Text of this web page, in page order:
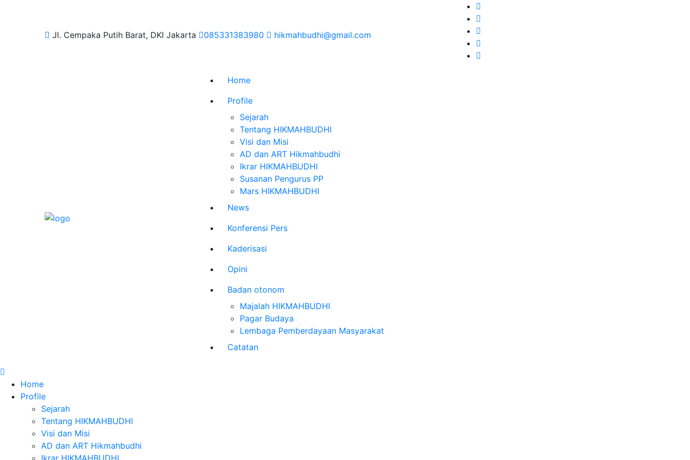
Jl. Cempaka Putih Barat, DKI Jakarta 085331383980 hikmahbudhi@gmail.com
Home
Profile
Sejarah
Tentang HIKMAHBUDHI
Visi dan Misi
AD dan ART Hikmahbudhi
Ikrar HIKMAHBUDHI
Susanan Pengurus PP
Mars HIKMAHBUDHI
News
Konferensi Pers
Kaderisasi
Opini
Badan otonom
Majalah HIKMAHBUDHI
Pagar Budaya
Lembaga Pemberdayaan Masyarakat
Catatan
Home
Profile
Sejarah
Tentang HIKMAHBUDHI
Visi dan Misi
AD dan ART Hikmahbudhi
Ikrar HIKMAHBUDHI